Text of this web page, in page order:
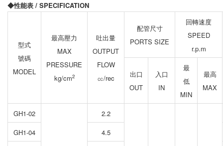
◆性能表 / SPECIFICATION
型式
號碼
MODEL
最高壓力
MAX
PRESSURE
kg/cm2
吐出量
OUTPUT
FLOW
㏄/rec
配管尺寸
PORTS SIZE
回轉速度
SPEED
r.p.m
出口
OUT
入口
IN
最
低
MIN
最高
MAX
GH1-02 2.2
GH1-04
4.5